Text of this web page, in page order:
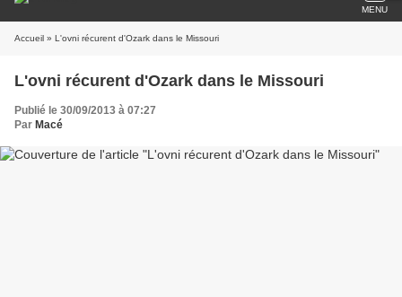
MENU
Accueil » L'ovni récurent d'Ozark dans le Missouri
L'ovni récurent d'Ozark dans le Missouri
Publié le 30/09/2013 à 07:27
Par Macé